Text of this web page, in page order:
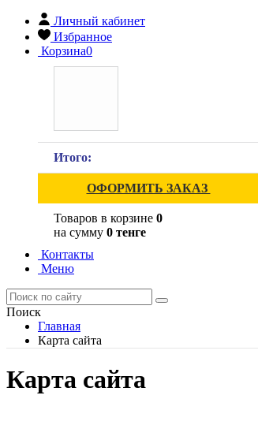
Личный кабинет
Избранное
Корзина0
Итого:
ОФОРМИТЬ ЗАКАЗ
Товаров в корзине 0
на сумму 0 тенге
Контакты
Меню
Поиск
Главная
Карта сайта
Карта сайта